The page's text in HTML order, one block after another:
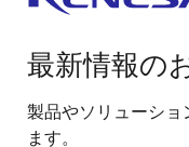
最新情報の
製品やソリューシ
ます。